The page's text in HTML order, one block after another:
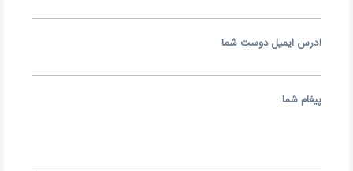
آدرس ايميل دوست شما
پيغام شما